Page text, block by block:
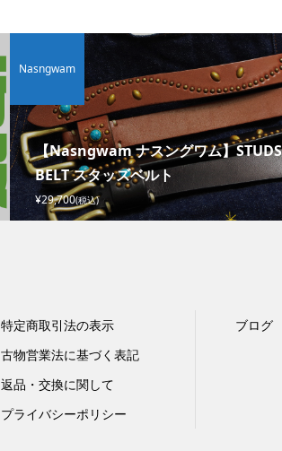
【Nasngwam ナスングワム】STUDS
BELT スタッズベルト
¥29,700(税込)
Nasngwam
特定商取引法の表示
古物営業法に基づく表記
返品・交換に関して
プライバシーポリシー
ブログ